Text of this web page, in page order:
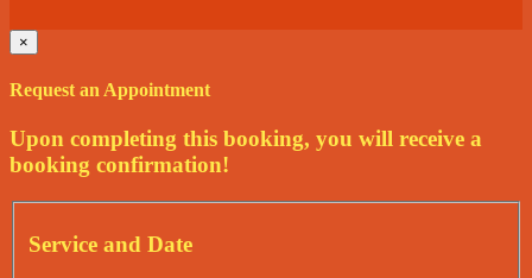
×
Request an Appointment
Upon completing this booking, you will receive a
booking confirmation!
Service and Date